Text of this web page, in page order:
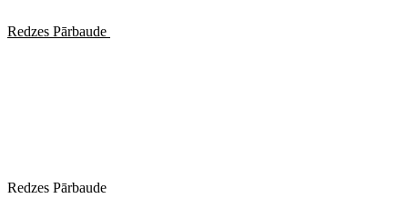
Redzes Pārbaude
Redzes Pārbaude